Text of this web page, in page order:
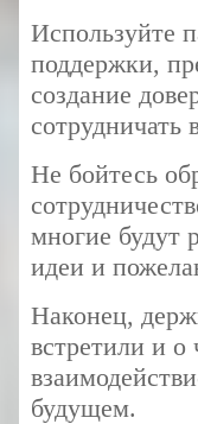
Используйте
поддержки,
создание
сотрудничать
Не бойтесь
многие будут
идеи и
Наконец,
встретили и
будущем.